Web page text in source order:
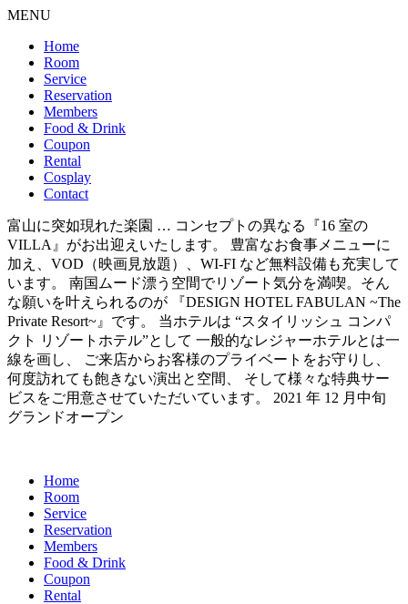
MENU
Home
Room
Service
Reservation
Members
Food & Drink
Coupon
Rental
Cosplay
Contact
富山に突如現れた楽園 … コンセプトの異なる『16 室の
VILLA』がお出迎えいたします。 豊富なお食事メニューに
加え、VOD（映画見放題）、WI-FI など無料設備も充実して
います。 南国ムード漂う空間でリゾート気分を満喫。そん
な願いを叶えられるのが 『DESIGN HOTEL FABULAN ~The
Private Resort~』です。 当ホテルは “スタイリッシュ コンパ
クト リゾートホテル”として 一般的なレジャーホテルとは一
線を画し、 ご来店からお客様のプライベートをお守りし、
何度訪れても飽きない演出と空間、 そして様々な特典サー
ビスをご用意させていただいています。 2021 年 12 月中旬
グランドオープン
Home
Room
Service
Reservation
Members
Food & Drink
Coupon
Rental